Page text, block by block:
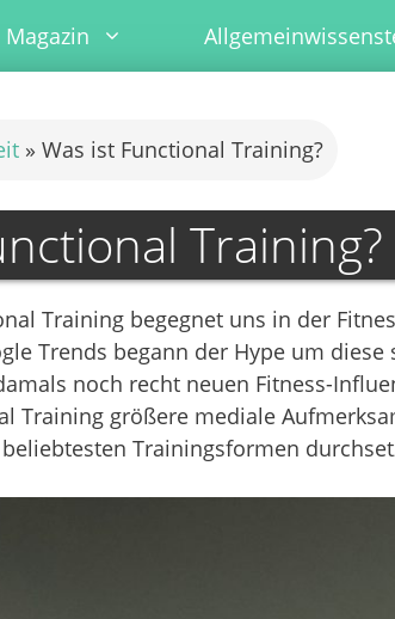
Magazin
» Was ist Functional Training?
Training?
Training begegnet uns in der
Trends begann der Hype um
noch recht neuen Fitness-
Training größere mediale
Trainingsformen